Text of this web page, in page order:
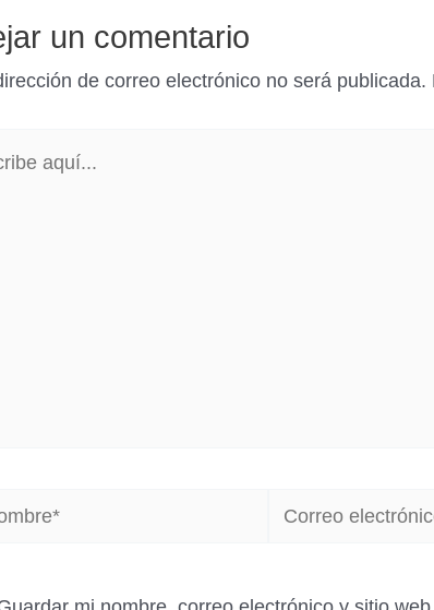
un comentario
de correo electrónico no será publicada.
Correo